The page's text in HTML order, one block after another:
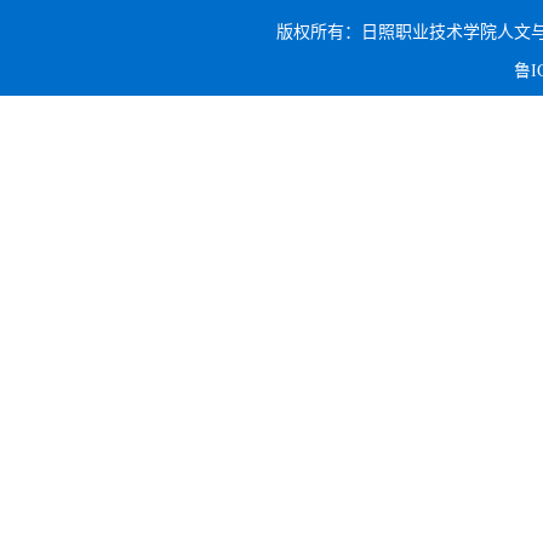
版权所有：日照职业技术学院人文
鲁